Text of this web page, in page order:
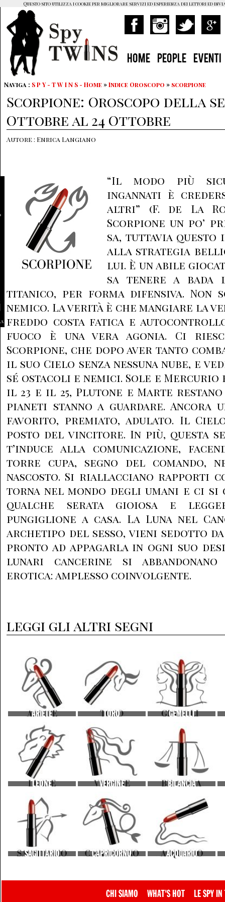
HOME PEOPLE EVENTI
Naviga : S P Y - T W I N S - Home »Indice Oroscopo » scorpione
Scorpione: Oroscopo della
Ottobre al 24 Ottobre
Autore : Enrica Langiano
“Il modo più
ingannati è
altri” (F. de La
Scorpione un po’
sa, tuttavia questo
alla strategia
lui. È un abile
sa tenere a bada
titanico, per forma difensiva. Non
nemico. La verità è che mangiare la
freddo costa fatica e
fuoco è una vera agonia. Ci
Scorpione, che dopo aver tanto
il suo Cielo senza nessuna nube, e
sé ostacoli e nemici. Sole e
il 23 e il 25, Plutone e Marte
pianeti stanno a guardare. Ancora
favorito, premiato, adulato. Il
posto del vincitore. In più, questa
t’induce alla comunicazione,
torre cupa, segno del comando,
nascosto. Si riallacciano rapporti
torna nel mondo degli umani e ci si
qualche serata gioiosa e
pungiglione a casa. La Luna nel
archetipo del sesso, vieni sedotto da
pronto ad appagarla in ogni suo
lunari cancerine si
erotica: amplesso coinvolgente.
leggi gli altri segni
ARIETE TORO GEMELLI
LEONE VERGINE BILANCIA
SAGITTARIO CAPRICORNO ACQUARIO
CHI SIAMO WHAT'S HOT LE SPY IN
Questo sito utilizza i cookie per migliorare servizi ed esperienza dei lettori ed